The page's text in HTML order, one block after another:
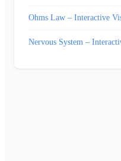
Ohms Law – Interactive
Nervous System –